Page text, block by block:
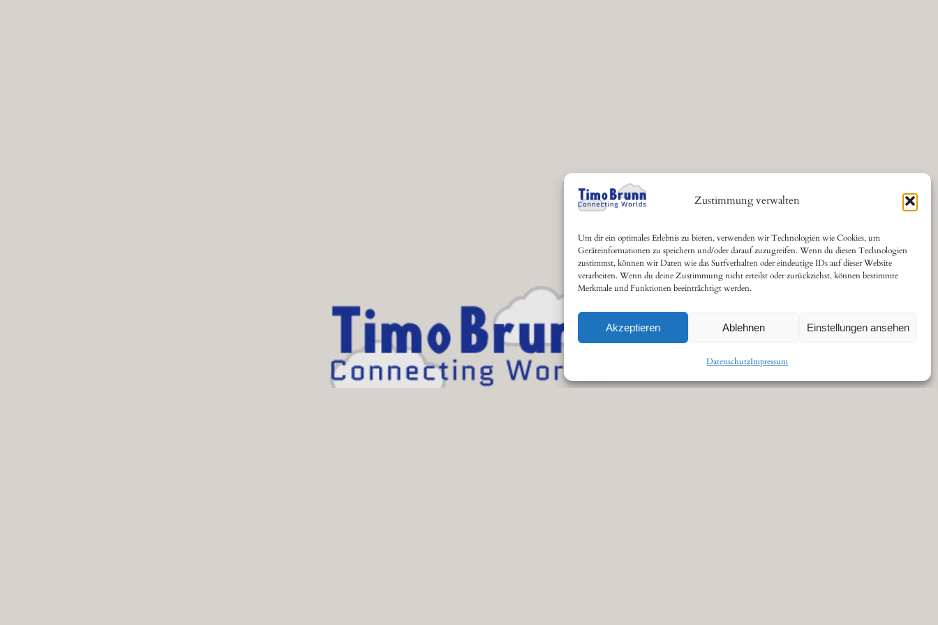
Zustimmung verwalten
Um dir ein optimales Erlebnis zu bieten, verwenden wir Technologien wie Cookies, um
Geräteinformationen zu speichern und/oder darauf zuzugreifen. Wenn du diesen Technologien
zustimmst, können wir Daten wie das Surfverhalten oder eindeutige IDs auf dieser Website
verarbeiten. Wenn du deine Zustimmung nicht erteilst oder zurückziehst, können bestimmte
Merkmale und Funktionen beeinträchtigt werden.
Akzeptieren Ablehnen Einstellungen ansehen
DatenschutzImpressum